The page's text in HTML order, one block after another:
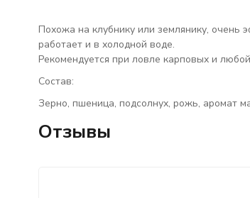
Похожа на клубнику или землянику, очень
работает и в холодной воде.
Рекомендуется при ловле карповых и
Состав:
Зерно, пшеница, подсолнух, рожь, аромат
Отзывы